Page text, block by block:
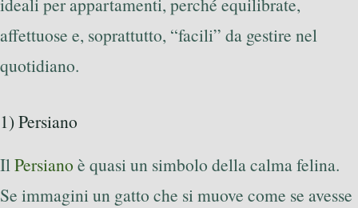
affettuose e, soprattutto, “facili” da gestire nel
quotidiano.
1) Persiano
IlPersiano è quasi un simbolo della calma felina.
Se immagini un gatto che si muove come se avesse